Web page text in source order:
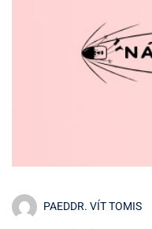
PAEDDR. VÍT TOMIS